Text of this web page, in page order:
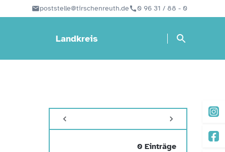
poststelle@tirschenreuth.de 0 96 31 / 88 - 0
Landkreis
0 Einträge